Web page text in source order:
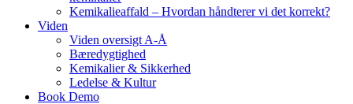
Kemikalieaffald – Hvordan håndterer vi det korrekt?
Viden
Viden oversigt A-Å
Bæredygtighed
Kemikalier & Sikkerhed
Ledelse & Kultur
Book Demo